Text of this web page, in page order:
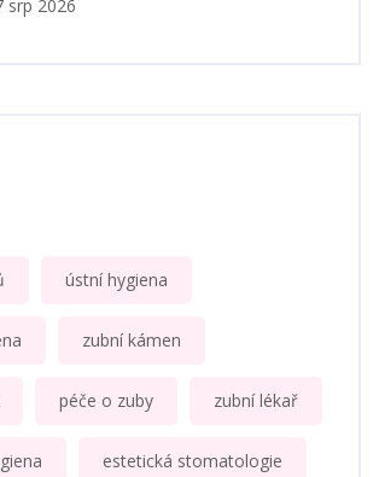
srp 2026
ústní hygiena
zubní kámen
péče o zuby zubní lékař
estetická stomatologie